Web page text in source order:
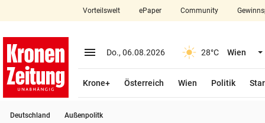
closeSchließen
account_circle Anmelden
arrow_right
Vorteilswelt ePaper Community
menu Menü aufklappen
Do., 06.08.2026 28°C Wien
Krone+ Österreich Wien Politik
Deutschland Außenpolitk